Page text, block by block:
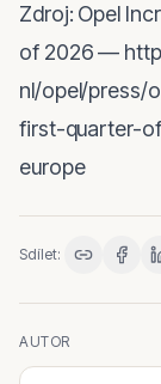
Zdroj: Opel
of 2026 —
nl/opel/press/
first-quarter-
europe
Sdílet:
AUTOR